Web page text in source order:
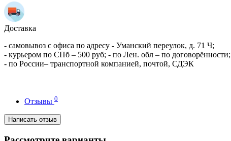
Доставка
- самовывоз с офиса по адресу - Уманский переулок, д. 71 Ч;
- курьером по СПб – 500 руб; - по Лен. обл – по договорённости;
- по России– транспортной компанией, почтой, СДЭК
Отзывы 0
Написать отзыв